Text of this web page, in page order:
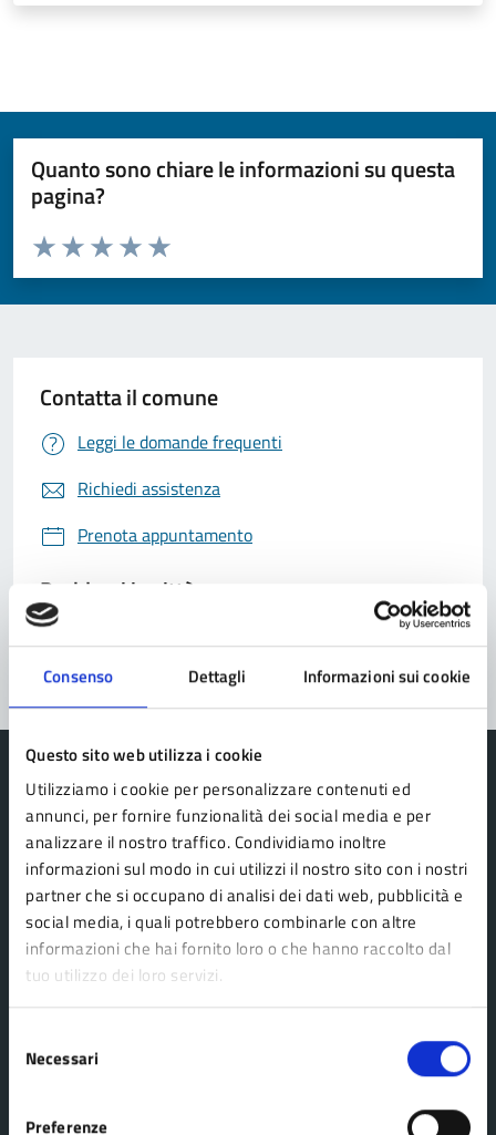
Consenso Dettagli Informazioni sui cookie
Questo sito web utilizza i cookie
Utilizziamo i cookie per personalizzare contenuti ed
annunci, per fornire funzionalità dei social media e per
analizzare il nostro traffico. Condividiamo inoltre
informazioni sul modo in cui utilizzi il nostro sito con i nostri
partner che si occupano di analisi dei dati web, pubblicità e
social media, i quali potrebbero combinarle con altre
informazioni che hai fornito loro o che hanno raccolto dal
tuo utilizzo dei loro servizi.
delNecessari
Preferenze
Quanto sono chiare le informazioni su questa
pagina?
Valuta da 1 a 5 stelle la pagina
Valuta 5 stelle su 5
Valuta 4 stelle su 5
Valuta 3 stelle su 5
Valuta 2 stelle su 5
Valuta 1 stelle su 5
Contatta il comune
Leggi le domande frequenti
Richiedi assistenza
Prenota appuntamento
Problemi in città
Comune Lama Mocogno
AMMINISTRAZIONE
Organi di governo
Aree amministrative
Enti e fondazioni